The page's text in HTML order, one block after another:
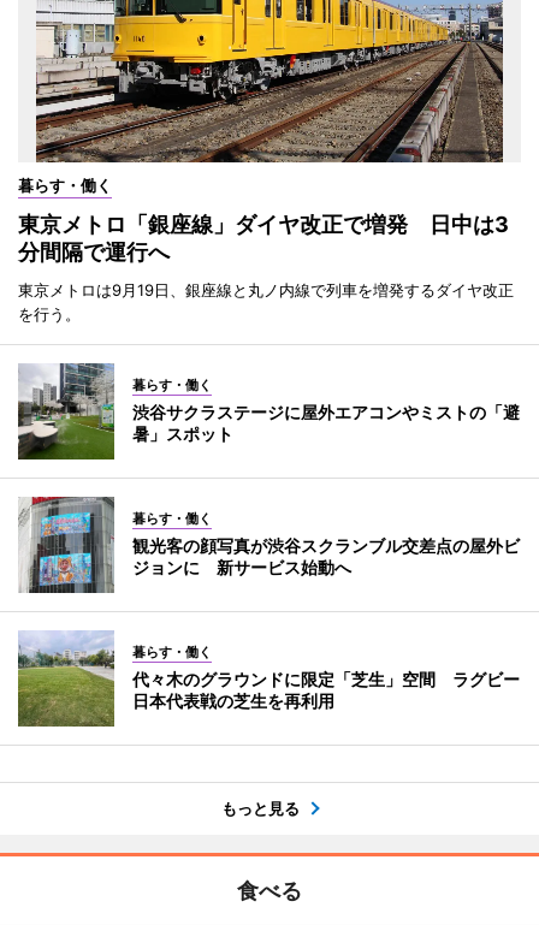
暮らす・働く
東京メトロ「銀座線」ダイヤ改正で増発 日中は3
分間隔で運行へ
東京メトロは9月19日、銀座線と丸ノ内線で列車を増発するダイヤ改正
を行う。
暮らす・働く
渋谷サクラステージに屋外エアコンやミストの「避
暑」スポット
暮らす・働く
観光客の顔写真が渋谷スクランブル交差点の屋外ビ
ジョンに 新サービス始動へ
暮らす・働く
代々木のグラウンドに限定「芝生」空間 ラグビー
日本代表戦の芝生を再利用
もっと見る
食べる